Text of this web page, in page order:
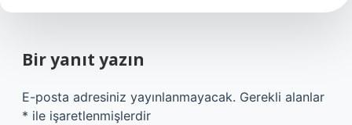
Bir yanıt yazın
E-posta adresiniz yayınlanmayacak. Gerekli alanlar
* ile işaretlenmişlerdir